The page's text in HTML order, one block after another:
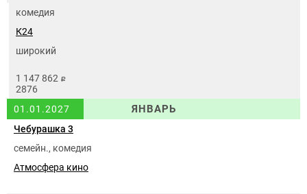
комедия
К24
широкий
1 147 862 руб.
2876
01.01.2027
ЯНВАРЬ
Чебурашка 3
семейн., комедия
Атмосфера кино